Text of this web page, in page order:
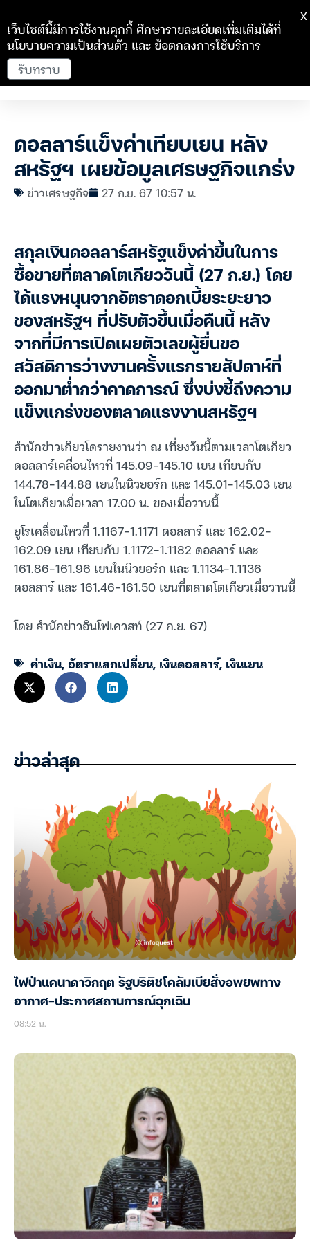
ดอลลาร์แข็งค่าเทียบเยน หลัง
สหรัฐฯ เผยข้อมูลเศรษฐกิจแกร่ง
ข่าวเศรษฐกิจ 27 ก.ย. 67 10:57 น.
สกุลเงินดอลลาร์สหรัฐแข็งค่าขึ้นในการ
ซื้อขายที่ตลาดโตเกียววันนี้ (27 ก.ย.) โดย
ได้แรงหนุนจากอัตราดอกเบี้ยระยะยาว
ของสหรัฐฯ ที่ปรับตัวขึ้นเมื่อคืนนี้ หลัง
จากที่มีการเปิดเผยตัวเลขผู้ยื่นขอ
สวัสดิการว่างงานครั้งแรกรายสัปดาห์ที่
ออกมาต่ำกว่าคาดการณ์ ซึ่งบ่งชี้ถึงความ
แข็งแกร่งของตลาดแรงงานสหรัฐฯ
สำนักข่าวเกียวโดรายงานว่า ณ เที่ยงวันนี้ตามเวลาโตเกียว
ดอลลาร์เคลื่อนไหวที่ 145.09-145.10 เยน เทียบกับ
144.78-144.88 เยนในนิวยอร์ก และ 145.01-145.03 เยน
ในโตเกียวเมื่อเวลา 17.00 น. ของเมื่อวานนี้
ยูโรเคลื่อนไหวที่ 1.1167-1.1171 ดอลลาร์ และ 162.02-
162.09 เยน เทียบกับ 1.1172-1.1182 ดอลลาร์ และ
161.86-161.96 เยนในนิวยอร์ก และ 1.1134-1.1136
ดอลลาร์ และ 161.46-161.50 เยนที่ตลาดโตเกียวเมื่อวานนี้
โดย สำนักข่าวอินโฟเควสท์ (27 ก.ย. 67)
ค่าเงิน,อัตราแลกเปลี่ยน, เงินดอลลาร์, เงินเยน
ข่าวล่าสุด
ไฟป่าแคนาดาวิกฤต รัฐบริติชโคลัมเบียสั่งอพยพทาง
อากาศ-ประกาศสถานการณ์ฉุกเฉิน
08:52 น.
เว็บไซต์นี้มีการใช้งานคุกกี้ ศึกษารายละเอียดเพิ่มเติมได้ที่
นโยบายความเป็นส่วนตัว และข้อตกลงการใช้บริการ
รับทราบ
X